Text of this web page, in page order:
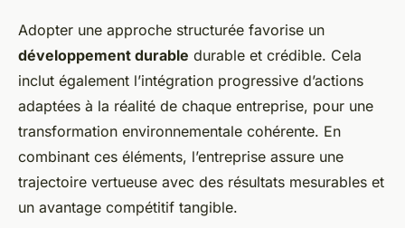
Adopter une approche structurée favorise un
développement durable durable et crédible. Cela
inclut également l’intégration progressive d’actions
adaptées à la réalité de chaque entreprise, pour une
transformation environnementale cohérente. En
combinant ces éléments, l’entreprise assure une
trajectoire vertueuse avec des résultats mesurables et
un avantage compétitif tangible.